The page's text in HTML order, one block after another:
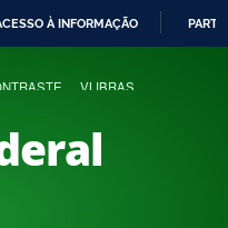
À INFORMAÇÃO
VLIBRAS